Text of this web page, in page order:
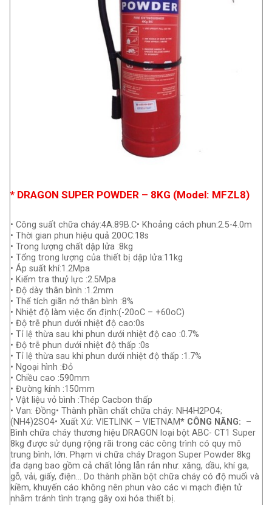
* DRAGON SUPER POWDER – 8KG (Model: MFZL8)
• Công suất chữa cháy:4A.89B.C• Khoảng cách phun:2.5-4.0m
• Thời gian phun hiệu quả 20OC:18s
• Trong lượng chất dập lửa :8kg
• Tổng trong lượng của thiết bị dập lửa:11kg
• Áp suất khí:1.2Mpa
• Kiểm tra thuỷ lực :2.5Mpa
• Độ dày thân bình :1.2mm
• Thể tích giãn nở thân bình :8%
• Nhiệt độ làm việc ổn định:(-20oC – +60oC)
• Độ trễ phun dưới nhiệt độ cao:0s
• Tỉ lệ thừa sau khi phun dưới nhiệt độ cao :0.7%
• Độ trễ phun dưới nhiệt độ thấp :0s
• Tỉ lệ thừa sau khi phun dưới nhiệt độ thấp :1.7%
• Ngoại hình :Đỏ
• Chiều cao :590mm
• Đường kính :150mm
• Vật liệu vỏ bình :Thép Cacbon thấp
• Van: Đồng• Thành phần chất chữa cháy: NH4H2PO4;
(NH4)2SO4• Xuất Xứ: VIETLINK – VIETNAM* CÔNG NĂNG: –
Bình chữa cháy thương hiệu DRAGON loại bột ABC- CT1 Super
8kg được sử dụng rộng rãi trong các công trình có quy mô
trung bình, lớn. Phạm vi chữa cháy Dragon Super Powder 8kg
đa dạng bao gồm cả chất lỏng lẫn rắn như: xăng, dầu, khí ga,
gỗ, vải, giấy, điện… Do thành phần bột chữa cháy có độ muối và
kiềm, khuyến cáo không nên phun vào các vi mạch điện tử
nhằm tránh tình trạng gây oxi hóa thiết bị.